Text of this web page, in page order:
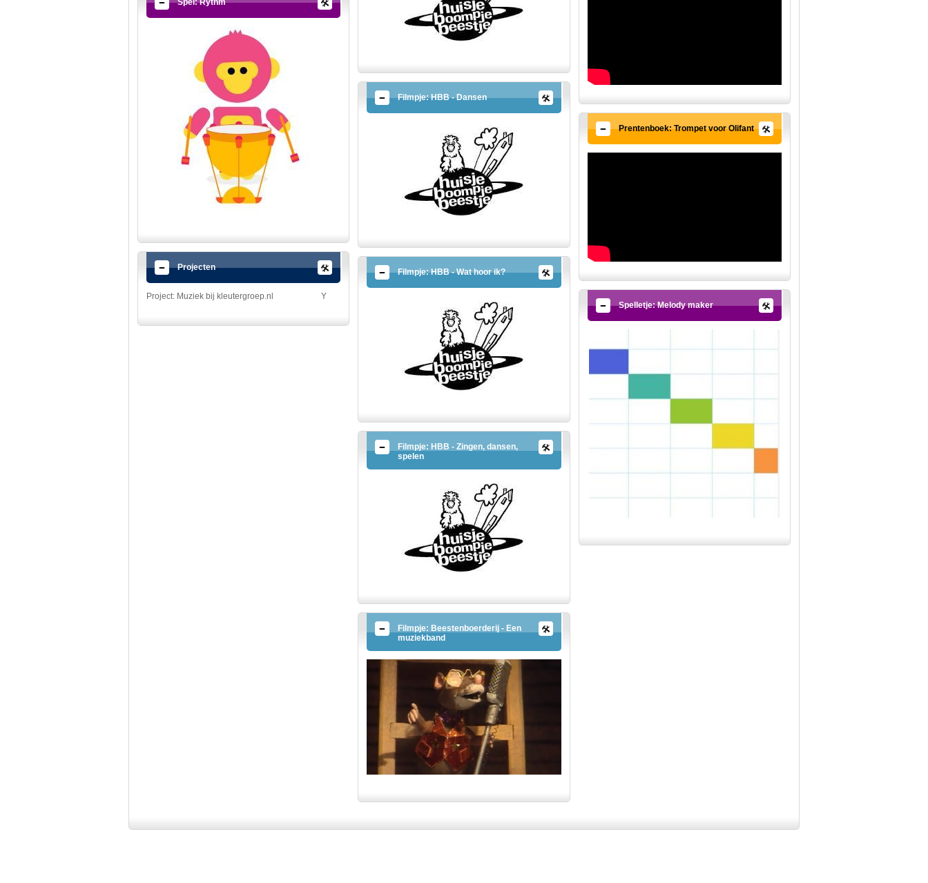
Spel: Rythm
Projecten
Project: Muziek bij kleutergroep.nl Y
Filmpje: HBB - Dansen
Filmpje: HBB - Wat hoor ik?
Filmpje: HBB - Zingen, dansen,
spelen
Filmpje: Beestenboerderij - Een
muziekband
Prentenboek: Trompet voor Olifant
Spelletje: Melody maker